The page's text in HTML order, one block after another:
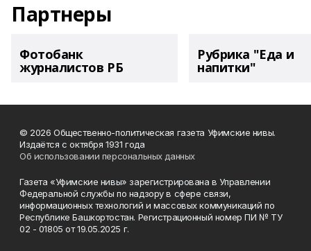
Партнеры
Фотобанк
журналистов РБ
Рубрика "Еда и
напитки"
© 2026 Общественно-политическая газета Уфимские нивы.
Издаётся с октября 1931 года
Об использовании персональных данных
Газета «Уфимские нивы» зарегистрирована в Управлении
Федеральной службы по надзору в сфере связи,
информационных технологий и массовых коммуникаций по
Республике Башкортостан. Регистрационный номер ПИ № ТУ
02 - 01805 от 19.05.2025 г.